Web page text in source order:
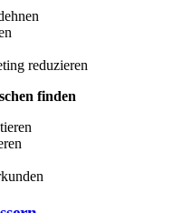
reduzieren
finden